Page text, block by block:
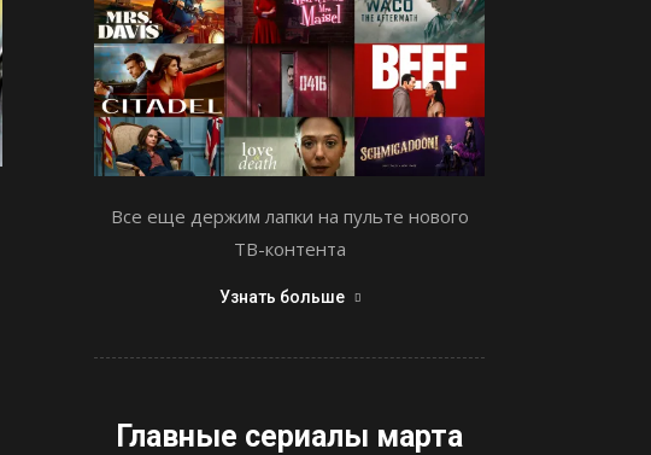
Все еще держим лапки на пульте нового
ТВ-контента
Узнать больше
Главные сериалы марта